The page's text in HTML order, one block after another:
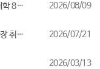
[동문소식] 서의호 선배님(71학번), 서울대 공과대학 80주년 기념 쇼츠(Shorts) 공모전 `2등` 수상!
2026/08/09
[동문소식] 변중무 동문(87학번) 한양대 공과대학장 취임(2026/7/1일자)
2026/07/21
2026/03/13